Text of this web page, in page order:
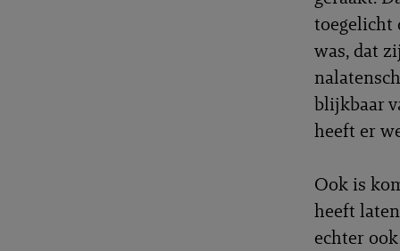
toegelicht
was, dat
blijkbaar
heeft er
Ook is
heeft
echter